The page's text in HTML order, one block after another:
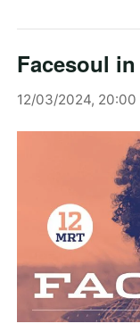
Facesoul
12/03/2024, 20:00